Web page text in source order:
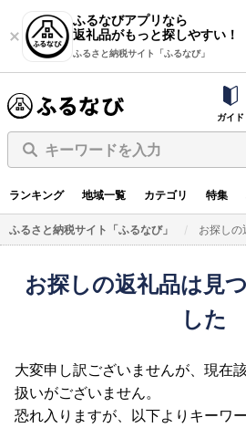
ふるなびアプリなら
返礼品がもっと探しやすい！
ふるさと納税サイト「ふるなび」
ガイド
キーワードを入力
ランキング 地域一覧 カテゴリ 特集
ふるさと納税サイト「ふるなび」 お探しの
お探しの返礼品は見
した
大変申し訳ございませんが、現在
扱いがございません。
恐れ入りますが、以下よりキーワ